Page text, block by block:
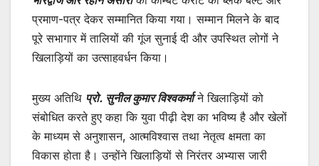
प्रमाण-पत्र देकर सम्मानित किया गया। सम्मान मिलने के बाद
पूरे सभागार में तालियों की गूंज सुनाई दी और उपस्थित लोगों ने
खिलाड़ियों का उत्साहवर्धन किया।
मुख्य अतिथि प्रो. सुनील कुमार विश्वकर्माने खिलाड़ियों को
संबोधित करते हुए कहा कि युवा पीढ़ी देश का भविष्य है और खेलों
के माध्यम से अनुशासन, आत्मविश्वास तथा नेतृत्व क्षमता का
विकास होता है। उन्होंने खिलाड़ियों से निरंतर अभ्यास जारी